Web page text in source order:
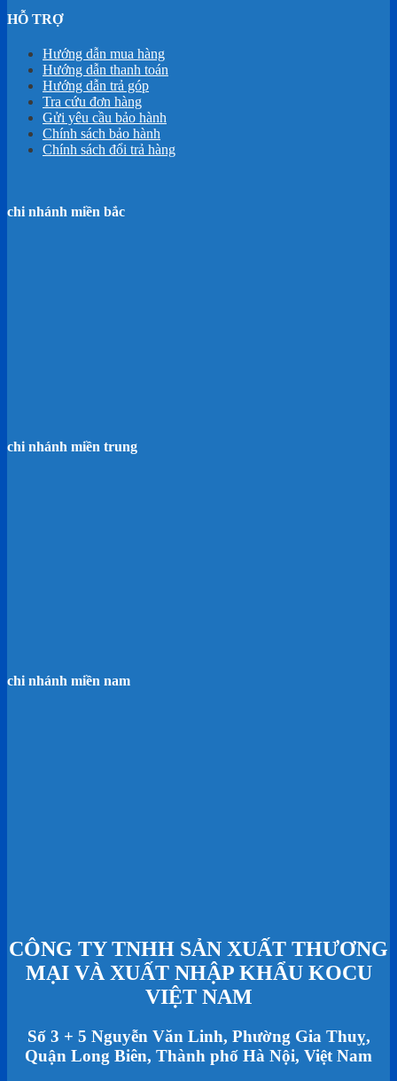
HỖ TRỢ
Hướng dẫn mua hàng
Hướng dẫn thanh toán
Hướng dẫn trả góp
Tra cứu đơn hàng
Gửi yêu cầu bảo hành
Chính sách bảo hành
Chính sách đổi trả hàng
chi nhánh miền bắc
chi nhánh miền trung
chi nhánh miền nam
CÔNG TY TNHH SẢN XUẤT THƯƠNG
MẠI VÀ XUẤT NHẬP KHẨU KOCU
VIỆT NAM
Số 3 + 5 Nguyễn Văn Linh, Phường Gia Thuỵ,
Quận Long Biên, Thành phố Hà Nội, Việt Nam